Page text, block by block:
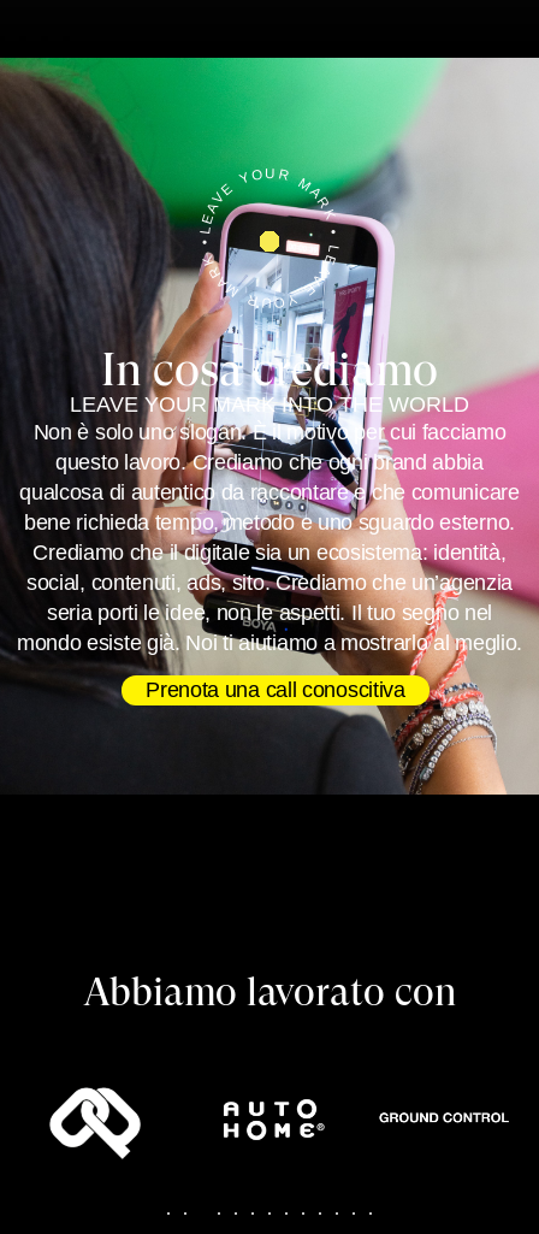
In cosa crediamo
LEAVE YOUR MARK INTO THE WORLD
Non è solo uno slogan. È il motivo per cui facciamo
questo lavoro. Crediamo che ogni brand abbia
qualcosa di autentico da raccontare e che comunicare
bene richieda tempo, metodo e uno sguardo esterno.
Crediamo che il digitale sia un ecosistema: identità,
social, contenuti, ads, sito. Crediamo che un’agenzia
seria porti le idee, non le aspetti. Il tuo segno nel
mondo esiste già. Noi ti aiutiamo a mostrarlo al meglio.
Prenota una call conoscitiva
LEAVE YOUR MARK • LEAVE YOUR MARK •
Abbiamo lavorato con